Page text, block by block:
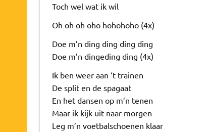
Toch wel wat ik wil
Oh oh oh oho hohohoho (4x)
Doe m’n ding ding ding ding
Doe m’n dingeding ding (4x)
Ik ben weer aan ‘t trainen
De split en de spagaat
En het dansen op m’n tenen
Maar ik kijk uit naar morgen
Leg m’n voetbalschoenen klaar